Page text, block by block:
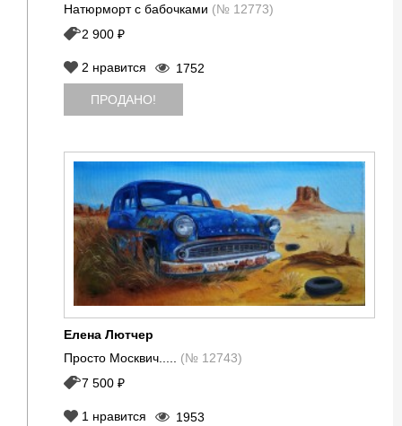
Натюрморт с бабочками (№ 12773)
2 900 ₽
2 нравится 1752
ПРОДАНО!
Елена Лютчер
Просто Москвич..... (№ 12743)
7 500 ₽
1 нравится 1953